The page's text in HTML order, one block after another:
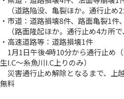
（道路陥没、亀裂ほか。通行止め2
・市道：道路損壊8件、路面亀裂1件
（路面隆起ほか。通行止め4カ所で
・高速道路等：道路損壊1件
1月1日午後4時10分から通行止め
生I.C～糸魚川I.C上りのみ）
災害通行止め解除となるまで、上
無料